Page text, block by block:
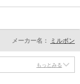
メーカー名： ミルボン
もっとみる